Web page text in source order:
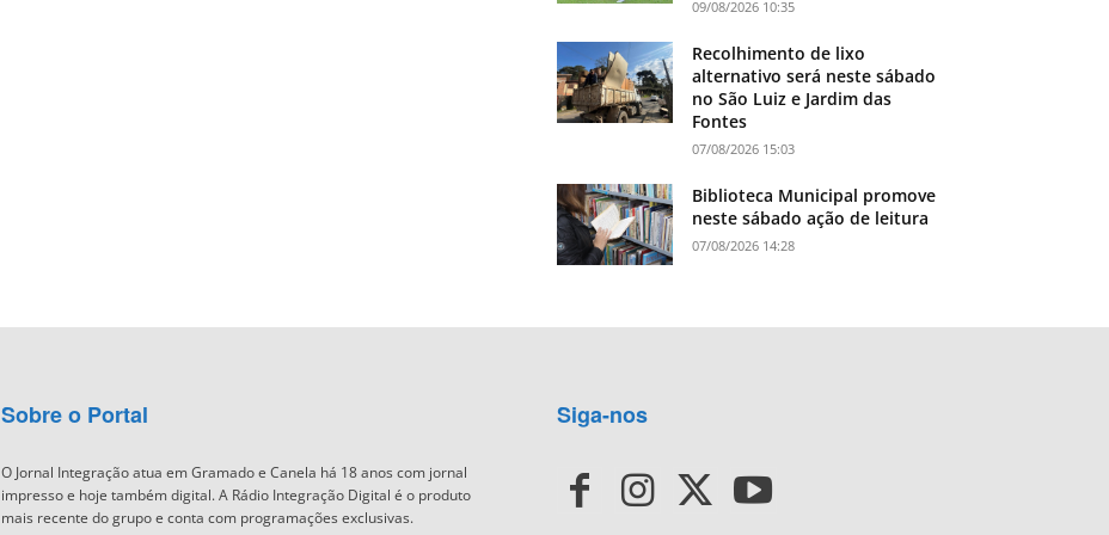
09/08/2026 10:35
Recolhimento de lixo
alternativo será neste sábado
no São Luiz e Jardim das
Fontes
07/08/2026 15:03
Biblioteca Municipal promove
neste sábado ação de leitura
07/08/2026 14:28
Sobre o Portal
O Jornal Integração atua em Gramado e Canela há 18 anos com jornal
impresso e hoje também digital. A Rádio Integração Digital é o produto
mais recente do grupo e conta com programações exclusivas.
Siga-nos